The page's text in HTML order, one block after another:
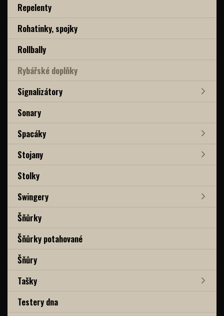
Repelenty
Rohatinky, spojky
Rollbally
Rybářské doplňky
Signalizátory
Sonary
Spacáky
Stojany
Stolky
Swingery
Šňůrky
Šňůrky potahované
Šňůry
Tašky
Testery dna